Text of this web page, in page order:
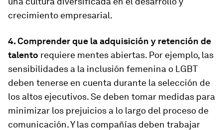
crecimiento empresarial.
4. Comprender que la adquisición y retención de
talento requiere mentes abiertas. Por ejemplo, las
sensibilidades a la inclusión femenina o LGBT
deben tenerse en cuenta durante la selección de
los altos ejecutivos. Se deben tomar medidas para
minimizar los prejuicios a lo largo del proceso de
comunicación. Y las compañías deben trabajar